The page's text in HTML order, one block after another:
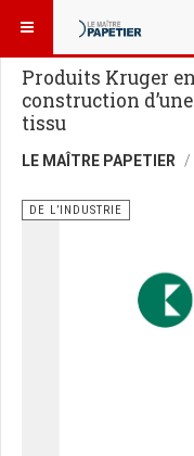
VOUS ÊTES ICI :
Produits Kruger
construction
tissu
LE MAÎTRE PAPETIER
DE L’INDUSTRIE